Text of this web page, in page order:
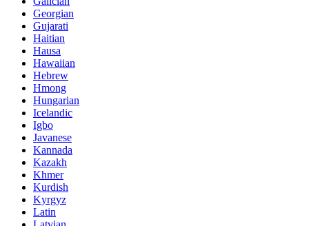
Georgian
Gujarati
Haitian
Hausa
Hawaiian
Hebrew
Hmong
Hungarian
Icelandic
Igbo
Javanese
Kannada
Kazakh
Khmer
Kurdish
Kyrgyz
Latin